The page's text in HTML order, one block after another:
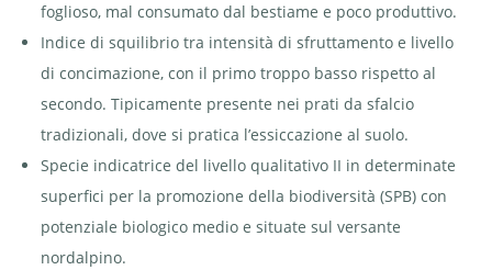
foglioso, mal consumato dal bestiame e poco produttivo.
Indice di squilibrio tra intensità di sfruttamento e livello
di concimazione, con il primo troppo basso rispetto al
secondo. Tipicamente presente nei prati da sfalcio
tradizionali, dove si pratica l’essiccazione al suolo.
Specie indicatrice del livello qualitativo II in determinate
superfici per la promozione della biodiversità (SPB) con
potenziale biologico medio e situate sul versante
nordalpino.